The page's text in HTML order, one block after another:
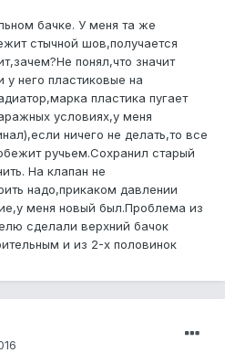
бачке. У меня та же
стычной шов,получается
понял,что значит
у него пластиковые на
пластика пугает
условиях,у меня
ничего не делать,то все
ручьем.Сохранил старый
На клапан не
надо,прикаком давлении
меня новый был.Проблема из
сделали верхний бачок
и из 2-х половинок